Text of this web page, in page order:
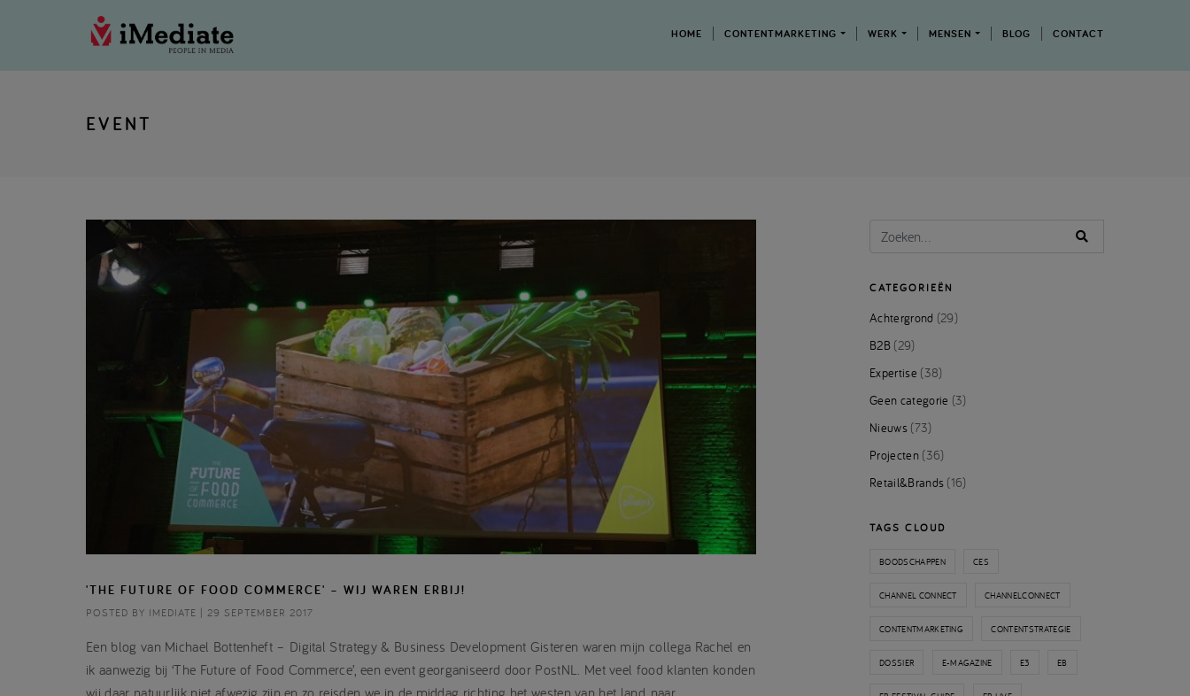
HOME CONTENTMARKETING WERK MENSEN BLOG CONTACT
EVENT
'THE FUTURE OF FOOD COMMERCE' – WIJ WAREN ERBIJ!
POSTED BY IMEDIATE | 29 SEPTEMBER 2017
Een blog van Michael Bottenheft – Digital Strategy & Business Development Gisteren waren mijn collega Rachel en
ik aanwezig bij ‘The Future of Food Commerce’, een event georganiseerd door PostNL. Met veel food klanten konden
CATEGORIEËN
Achtergrond (29)
B2B(29)
Expertise (38)
Geen categorie (3)
Nieuws(73)
Projecten(36)
Retail&Brands (16)
TAGS CLOUD
BOODSCHAPPEN CES
CHANNEL CONNECT CHANNELCONNECT
CONTENTMARKETING CONTENTSTRATEGIE
DOSSIER E-MAGAZINE E3 EB